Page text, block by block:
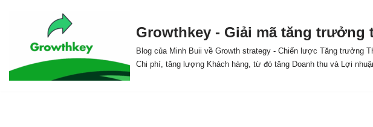
content
Growthkey - Giải mã tăng trưởng
Blog của Minh Buii về Growth strategy - Chiến lược Tăng trưởng
Chi phí, tăng lượng Khách hàng, từ đó tăng Doanh thu và Lợi